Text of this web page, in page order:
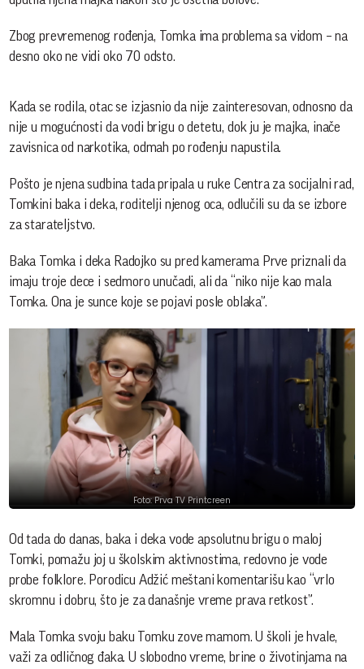
Zbog prevremenog rođenja, Tomka ima problema sa vidom – na
desno oko ne vidi oko 70 odsto.
Kada se rodila, otac se izjasnio da nije zainteresovan, odnosno da
nije u mogućnosti da vodi brigu o detetu, dok ju je majka, inače
zavisnica od narkotika, odmah po rođenju napustila.
Pošto je njena sudbina tada pripala u ruke Centra za socijalni rad,
Tomkini baka i deka, roditelji njenog oca, odlučili su da se izbore
za starateljstvo.
Baka Tomka i deka Radojko su pred kamerama Prve priznali da
imaju troje dece i sedmoro unučadi, ali da “niko nije kao mala
Tomka. Ona je sunce koje se pojavi posle oblaka”.
Foto: Prva TV Printcreen
Od tada do danas, baka i deka vode apsolutnu brigu o maloj
Tomki, pomažu joj u školskim aktivnostima, redovno je vode
probe folklore. Porodicu Adžić meštani komentarišu kao “vrlo
skromnu i dobru, što je za današnje vreme prava retkost”.
Mala Tomka svoju baku Tomku zove mamom. U školi je hvale,
važi za odličnog đaka. U slobodno vreme, brine o životinjama na